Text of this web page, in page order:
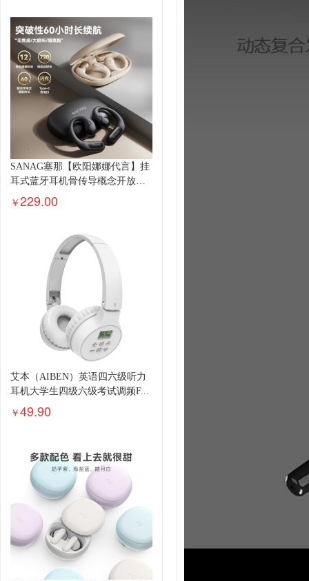
SANAG塞那【欧阳娜娜代言】挂
耳式蓝牙耳机骨传导概念开放
式...
￥229.00
艾本（AIBEN）英语四六级听力
耳机大学生四级六级考试调频F...
￥49.90